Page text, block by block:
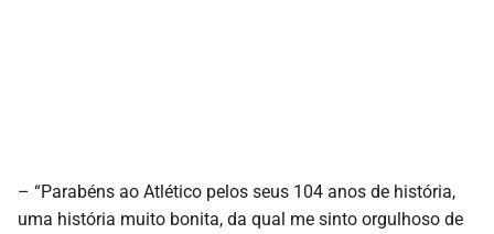
– “Parabéns ao Atlético pelos seus 104 anos de história,
uma história muito bonita, da qual me sinto orgulhoso de